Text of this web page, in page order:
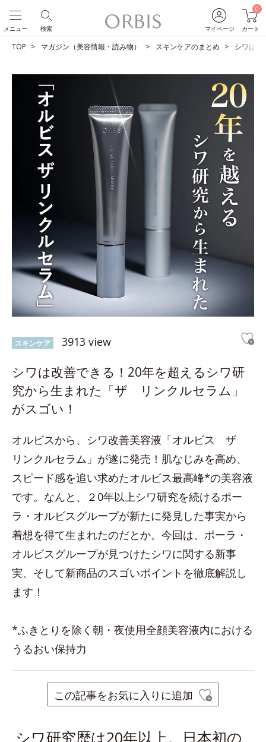
マイページ
0
カート
検索
メニュー
TOP マガジン（美容情報・読み物） スキンケアのまとめ シワは
スキンケア 3913 view
シワは改善できる！20年を超えるシワ研
究から生まれた「ザ リンクルセラム」
がスゴい！
オルビスから、シワ改善美容液「オルビス ザ
リンクルセラム」が遂に発売！肌なじみを高め、
スピード感を追い求めたオルビス最高峰*の美容液
です。なんと、２0年以上シワ研究を続けるポー
ラ・オルビスグループが新たに発見した事実から
着想を得て生まれたのだとか。今回は、ポーラ・
オルビスグループが見つけたシワに関する新事
実、そして新商品のスゴいポイントを徹底解説し
ます！
*ふきとりを除く朝・夜使用全顔美容液内における
うるおい保持力
この記事をお気に入りに追加
シワ研究歴は20年以上。日本初の